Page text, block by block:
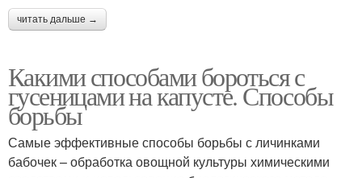
читать дальше →
Какими способами бороться с
гусеницами на капусте. Способы
борьбы
Самые эффективные способы борьбы с личинками
бабочек – обработка овощной культуры химическими